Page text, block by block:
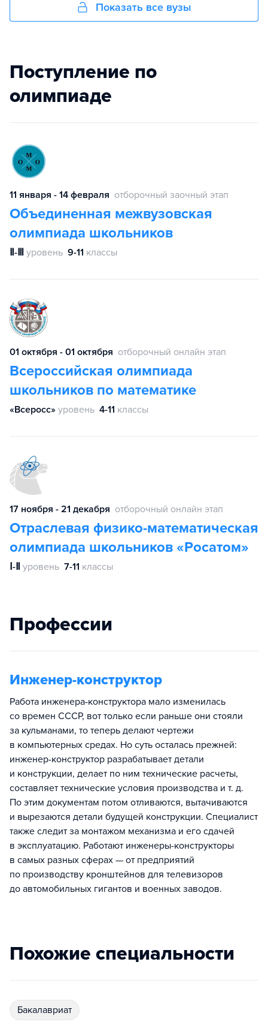
Показать все вузы
Поступление по
олимпиаде
11 января - 14 февраля отборочный заочный этап
Объединенная межвузовская
олимпиада школьников
Ⅱ-Ⅲ уровень 9-11 классы
01 октября - 01 октября отборочный онлайн этап
Всероссийская олимпиада
школьников по математике
«Всеросс» уровень 4-11 классы
17 ноября - 21 декабря отборочный онлайн этап
Отраслевая физико-математическая
олимпиада школьников «Росатом»
Ⅰ-Ⅱ уровень 7-11 классы
Профессии
Инженер-конструктор
Работа инженера-конструктора мало изменилась
со времен СССР, вот только если раньше они стояли
за кульманами, то теперь делают чертежи
в компьютерных средах. Но суть осталась прежней:
инженер-конструктор разрабатывает детали
и конструкции, делает по ним технические расчеты,
составляет технические условия производства и т. д.
По этим документам потом отливаются, вытачиваются
и вырезаются детали будущей конструкции. Специалист
также следит за монтажом механизма и его сдачей
в эксплуатацию. Работают инженеры-конструкторы
в самых разных сферах — от предприятий
по производству кронштейнов для телевизоров
до автомобильных гигантов и военных заводов.
Похожие специальности
бакалавриат